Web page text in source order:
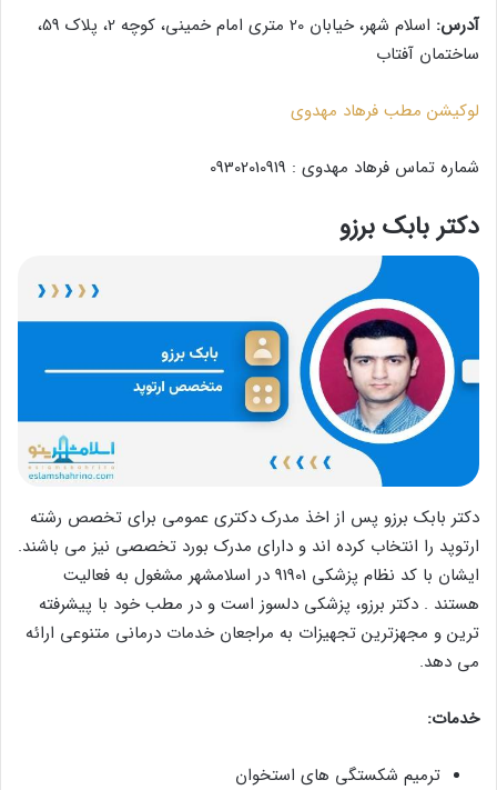
آدرس:
اسلام شهر، خیابان 20 متری امام خمینی، کوچه 2، پلاک 59،
ساختمان آفتاب
لوکیشن مطب فرهاد مهدوی
شماره تماس فرهاد مهدوی : 09302010919
دکتر بابک برزو
دکتر بابک برزو پس از اخذ مدرک دکتری عمومی برای تخصص رشته
ارتوپد را انتخاب کرده اند و دارای مدرک بورد تخصصی نیز می باشند.
ایشان با کد نظام پزشکی 91901 در اسلامشهر مشغول به فعالیت
هستند . دکتر برزو، پزشکی دلسوز است و در مطب خود با پیشرفته
ترین و مجهزترین تجهیزات به مراجعان خدمات درمانی متنوعی ارائه
می دهد.
خدمات:
ترمیم شکستگی های استخوان